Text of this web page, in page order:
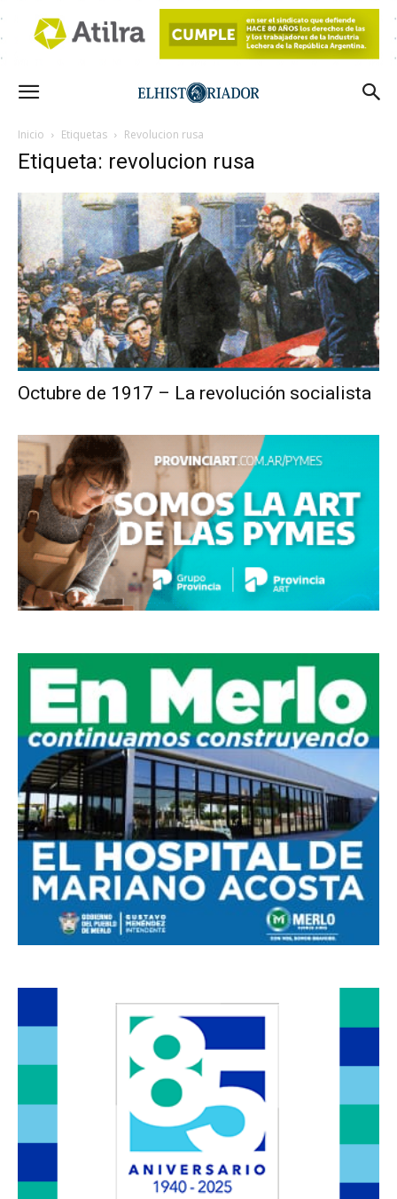
Inicio Etiquetas Revolucion rusa
Etiqueta: revolucion rusa
Octubre de 1917 – La revolución socialista